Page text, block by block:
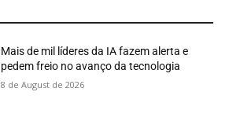
Mais de mil líderes da IA fazem alerta e
pedem freio no avanço da tecnologia
8 de August de 2026